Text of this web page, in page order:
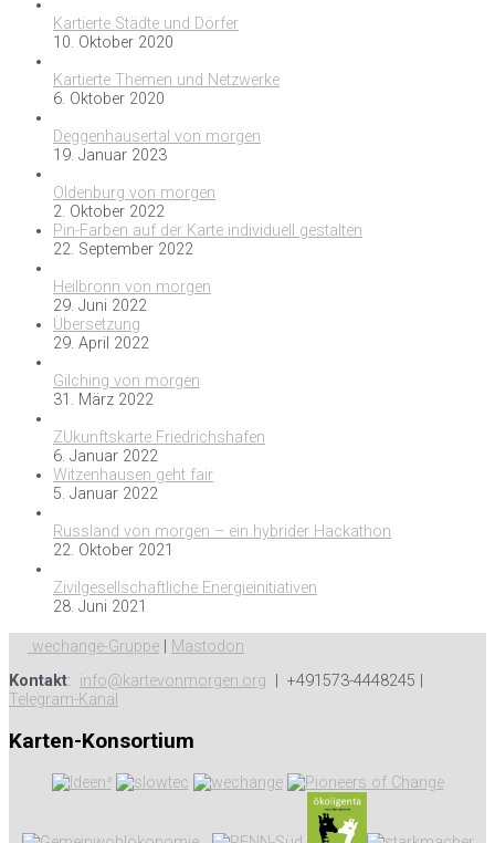
Kartierte Städte und Dörfer
10. Oktober 2020
Kartierte Themen und Netzwerke
6. Oktober 2020
Deggenhausertal von morgen
19. Januar 2023
Oldenburg von morgen
2. Oktober 2022
Pin-Farben auf der Karte individuell gestalten
22. September 2022
Heilbronn von morgen
29. Juni 2022
Übersetzung
29. April 2022
Gilching von morgen
31. März 2022
ZUkunftskarte Friedrichshafen
6. Januar 2022
Witzenhausen geht fair
5. Januar 2022
Russland von morgen – ein hybrider Hackathon
22. Oktober 2021
Zivilgesellschaftliche Energieinitiativen
28. Juni 2021
wechange-Gruppe
Mastodon
Kontakt: info@kartevonmorgen.org | +491573-4448245 |
Telegram-Kanal
Karten-Konsortium